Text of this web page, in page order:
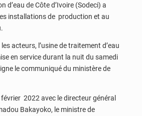
d’eau de Côte d’Ivoire (Sodeci) a
installations de production et au
acteurs, l’usine de traitement d’eau
en service durant la nuit du samedi
le communiqué du ministère de
février 2022 avec le directeur général
Bakayoko, le ministre de